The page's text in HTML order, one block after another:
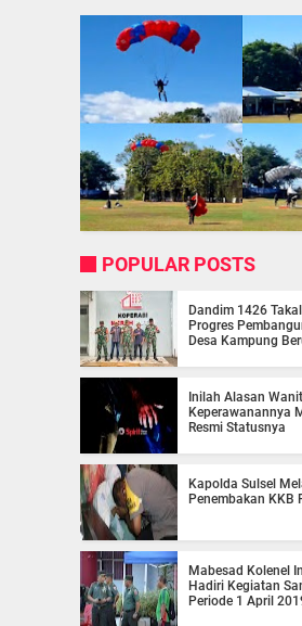
POPULAR POSTS
Dandim 1426
Progres
Desa Kampung
Inilah Alasan
Keperawanannya
Resmi Statusnya
Kapolda Sulsel
Penembakan KKB
Mabesad Kolenel
Hadiri Kegiatan
Periode 1 April